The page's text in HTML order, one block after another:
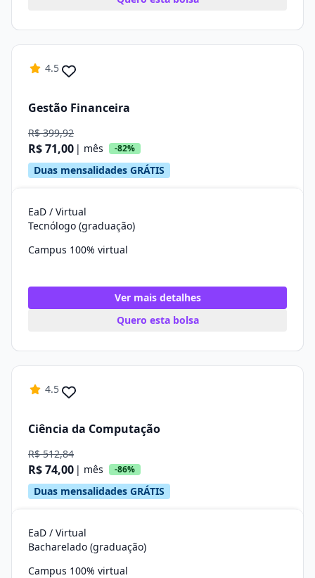
4.5
Gestão Financeira
R$ 399,92
R$ 71,00 | mês -82%
Duas mensalidades GRÁTIS
EaD / Virtual
Tecnólogo (graduação)
Campus 100% virtual
Ver mais detalhes
Quero esta bolsa
4.5
Ciência da Computação
R$ 512,84
R$ 74,00 | mês -86%
Duas mensalidades GRÁTIS
EaD / Virtual
Bacharelado (graduação)
Campus 100% virtual